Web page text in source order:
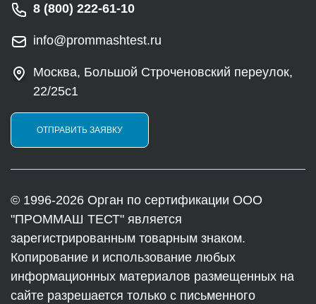
8 (800) 222-61-10
info@prommashtest.ru
Москва, Большой Строченовский переулок,
22/25с1
ОТПРАВИТЬ ЗАЯВКУ
© 1996-2026 Орган по сертификации ООО
"ПРОММАШ ТЕСТ" является
зарегистрированным товарным знаком.
Копирование и использование любых
информационных материалов размещенных на
сайте разрешается только с письменного